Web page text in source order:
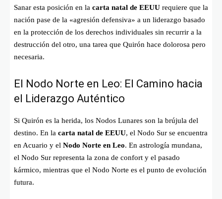
Sanar esta posición en la carta natal de EEUU requiere que la
nación pase de la «agresión defensiva» a un liderazgo basado
en la protección de los derechos individuales sin recurrir a la
destrucción del otro, una tarea que Quirón hace dolorosa pero
necesaria.
El Nodo Norte en Leo: El Camino hacia
el Liderazgo Auténtico
Si Quirón es la herida, los Nodos Lunares son la brújula del
destino. En la carta natal de EEUU, el Nodo Sur se encuentra
en Acuario y el Nodo Norte en Leo. En astrología mundana,
el Nodo Sur representa la zona de confort y el pasado
kármico, mientras que el Nodo Norte es el punto de evolución
futura.